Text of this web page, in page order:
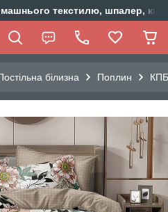
текстилю, шпалер,
білизна Поплин